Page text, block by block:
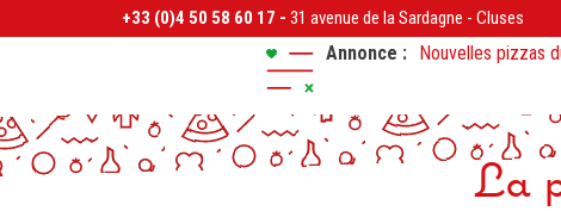
+33 (0)4 50 58 60 17 - 31 avenue de la Sardagne - Cluses
Annonce : Nouvelles pizzas
Réservez vos
La